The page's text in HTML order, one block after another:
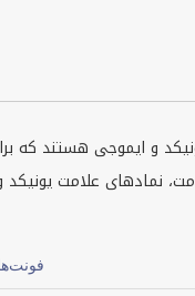
و ایموجی هستند که
نمادهای علامت